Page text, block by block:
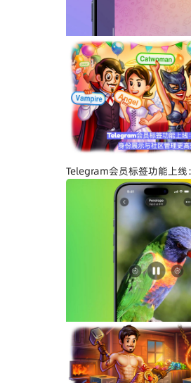
Telegram关闭私聊分享功
天隐私与内容保护
Telegram会员标签功能上线
示与社区管理更高效
Telegram界面全面升级：